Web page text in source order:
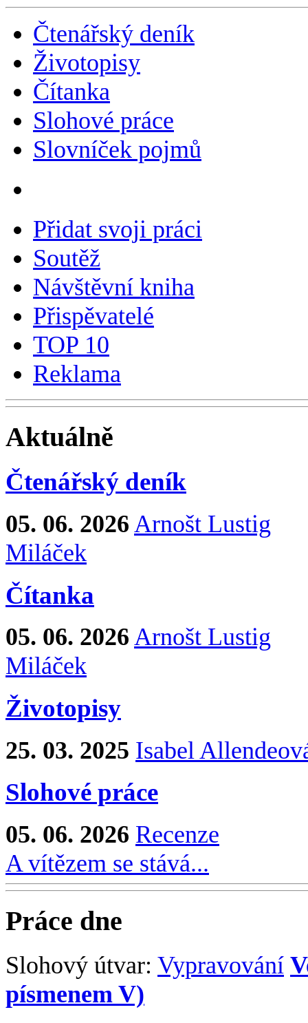
Čtenářský deník
Životopisy
Čítanka
Slohové práce
Slovníček pojmů
Přidat svoji práci
Soutěž
Návštěvní kniha
Přispěvatelé
TOP 10
Reklama
Aktuálně
Čtenářský deník
05. 06. 2026 Arnošt Lustig
Miláček
Čítanka
05. 06. 2026 Arnošt Lustig
Miláček
Životopisy
25. 03. 2025 Isabel
Slohové práce
05. 06. 2026 Recenze
A vítězem se stává...
Práce dne
Slohový útvar: Vypravování
písmenem V)